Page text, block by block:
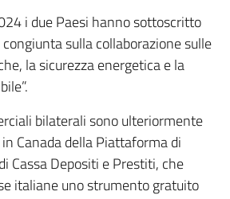
i due Paesi hanno sottoscritto
sulla collaborazione sulle
la sicurezza energetica e la
bilaterali sono ulteriormente
Canada della Piattaforma di
Cassa Depositi e Prestiti, che
italiane uno strumento gratuito